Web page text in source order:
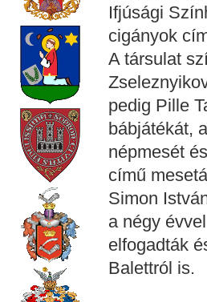
Ifjúsági
cigányok
A társulat
pedig Pille
bábjátékát,
népmesét
című
Simon
a négy
elfogadták
Balettról is.